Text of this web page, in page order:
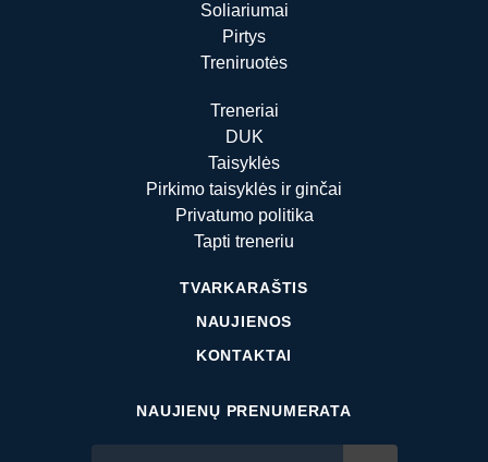
Soliariumai
Pirtys
Treniruotės
Treneriai
DUK
Taisyklės
Pirkimo taisyklės ir ginčai
Privatumo politika
Tapti treneriu
TVARKARAŠTIS
NAUJIENOS
KONTAKTAI
NAUJIENŲ PRENUMERATA